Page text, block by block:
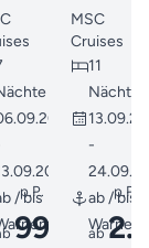
/ bis
p.P.
999
und
MSC
Cruises
11
Nächte
-
ab / bis
p.P.
ab